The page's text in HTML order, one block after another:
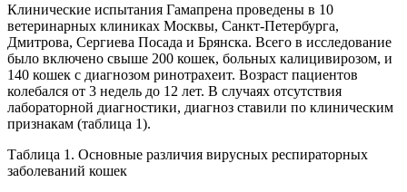
Клинические испытания Гамапрена проведены в 10
ветеринарных клиниках Москвы, Санкт-Петербурга,
Дмитрова, Сергиева Посада и Брянска. Всего в исследование
было включено свыше 200 кошек, больных калицивирозом, и
140 кошек с диагнозом ринотрахеит. Возраст пациентов
колебался от 3 недель до 12 лет. В случаях отсутствия
лабораторной диагностики, диагноз ставили по клиническим
признакам (таблица 1).
Таблица 1. Основные различия вирусных респираторных
заболеваний кошек